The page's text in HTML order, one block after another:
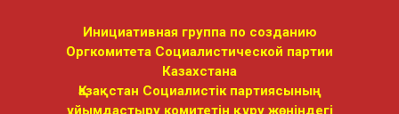
Инициативная группа по созданию
Оргкомитета Социалистической партии
Казахстана
Қазақстан Социалистік партиясының
ұйымдастыру комитетін құру жөніндегі